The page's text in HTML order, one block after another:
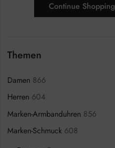
Continue Shopping
Themen
Damen 866
Herren 604
Marken-Armbanduhren 856
Marken-Schmuck 608